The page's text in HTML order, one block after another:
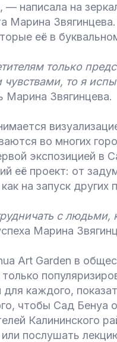
— написала на
Марина
её в
только
чувствами, то я
Марина Звягинцева.
во многих
экспозицией в
её проект: от
на запуск других
с людьми,
Марина
Art Garden в
каждого,
чтобы Сад Бенуа
Калининского
послушать